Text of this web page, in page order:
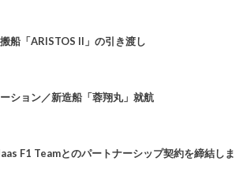
船「ARISTOS II」の引き渡し
ション／新造船「蓉翔丸」就航
F1 Teamとのパートナーシップ契約を締結しま